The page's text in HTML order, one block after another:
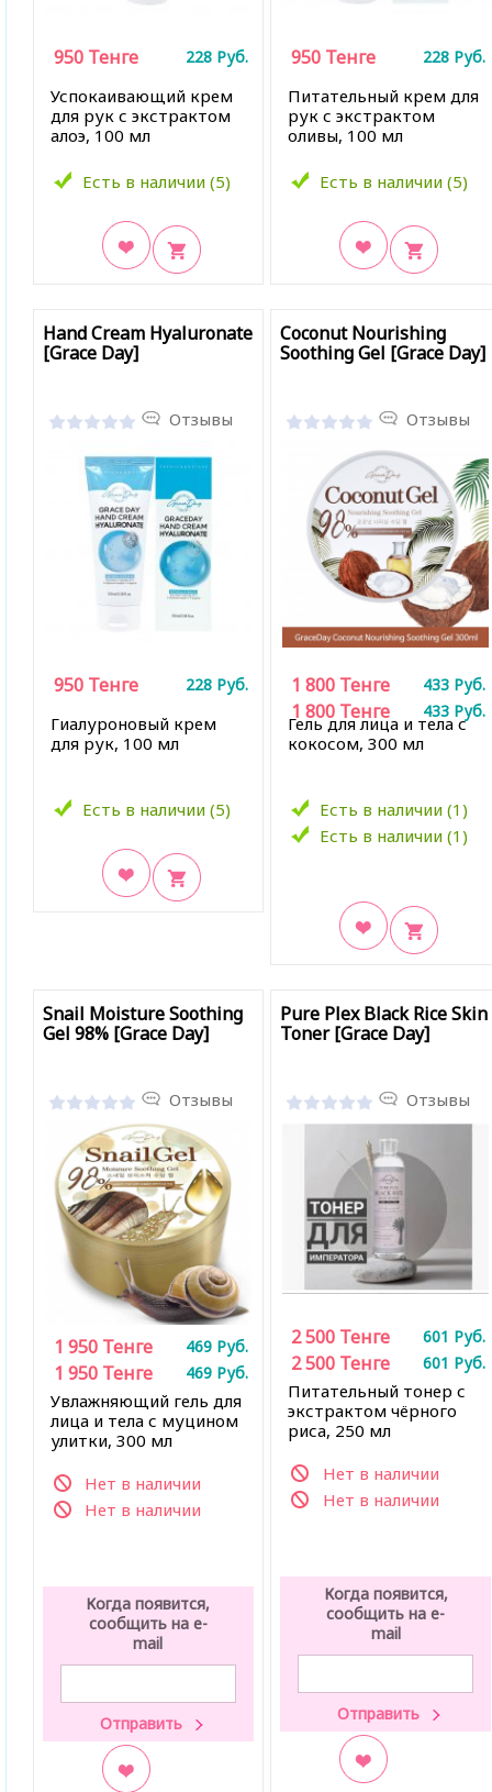
Успокаивающий крем
для рук с экстрактом
алоэ, 100 мл
Есть в наличии (5)
950 Тенге 228 Руб.
Питательный крем для
рук с экстрактом
оливы, 100 мл
Есть в наличии (5)
950 Тенге 228 Руб.
Hand Cream Hyaluronate
[Grace Day]
Отзывы
Гиалуроновый крем
для рук, 100 мл
Есть в наличии (5)
950 Тенге 228 Руб.
Coconut Nourishing
Soothing Gel [Grace Day]
Отзывы
Гель для лица и тела с
кокосом, 300 мл
Есть в наличии (1)
1 800 Тенге 433 Руб.
Есть в наличии (1)
1 800 Тенге 433 Руб.
Snail Moisture Soothing
Gel 98% [Grace Day]
Отзывы
Увлажняющий гель для
лица и тела с муцином
улитки, 300 мл
Нет в наличии
1 950 Тенге 469 Руб.
Нет в наличии
1 950 Тенге 469 Руб.
Когда появится,
сообщить на e-
mail
Pure Plex Black Rice Skin
Toner [Grace Day]
Отзывы
Питательный тонер с
экстрактом чёрного
риса, 250 мл
Нет в наличии
2 500 Тенге 601 Руб.
Нет в наличии
2 500 Тенге 601 Руб.
Когда появится,
сообщить на e-
mail